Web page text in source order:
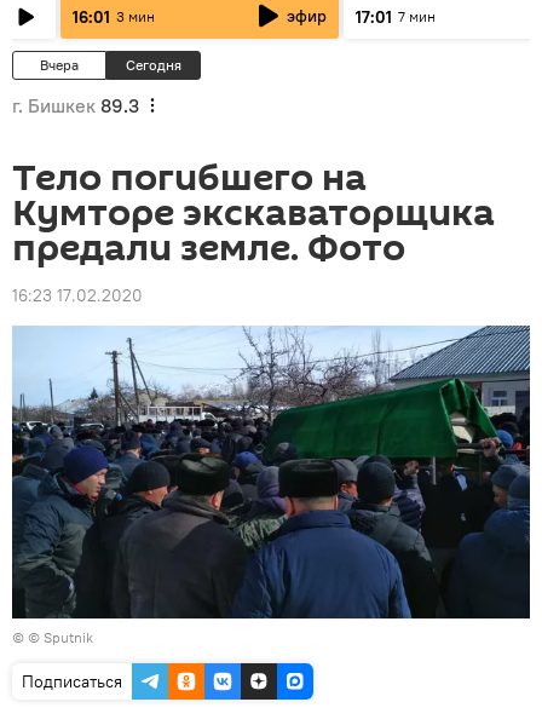
16:01 3 мин эфир 17:01 7 мин
Вчера Сегодня
г. Бишкек 89.3
Тело погибшего на
Кумторе экскаваторщика
предали земле. Фото
16:23 17.02.2020
© © Sputnik
Подписаться